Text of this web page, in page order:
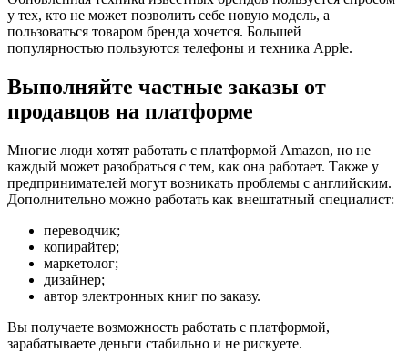
у тех, кто не может позволить себе новую модель, а
пользоваться товаром бренда хочется. Большей
популярностью пользуются телефоны и техника Apple.
Выполняйте частные заказы от
продавцов на платформе
Многие люди хотят работать с платформой Amazon, но не
каждый может разобраться с тем, как она работает. Также у
предпринимателей могут возникать проблемы с английским.
Дополнительно можно работать как внештатный специалист:
переводчик;
копирайтер;
маркетолог;
дизайнер;
автор электронных книг по заказу.
Вы получаете возможность работать с платформой,
зарабатываете деньги стабильно и не рискуете.